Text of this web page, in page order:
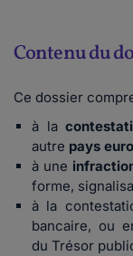
Contenu du
Ce dossier
à la
autre pays
à une
forme,
à la
bancaire, ou
du Trésor